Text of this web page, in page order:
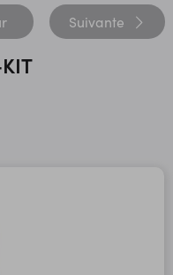
Suivante